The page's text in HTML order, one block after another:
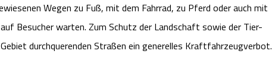
Wegen zu Fuß, mit dem Fahrrad, zu Pferd oder auch mit
Besucher warten. Zum Schutz der Landschaft sowie der Tier-
durchquerenden Straßen ein generelles Kraftfahrzeugverbot.